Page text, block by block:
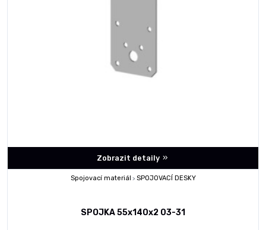
Zobrazit detaily
Spojovací materiál >SPOJOVACÍ DESKY
SPOJKA 55x140x2 03-31